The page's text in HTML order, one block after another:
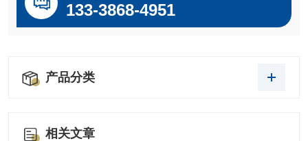
133-3868-4951
产品分类
相关文章